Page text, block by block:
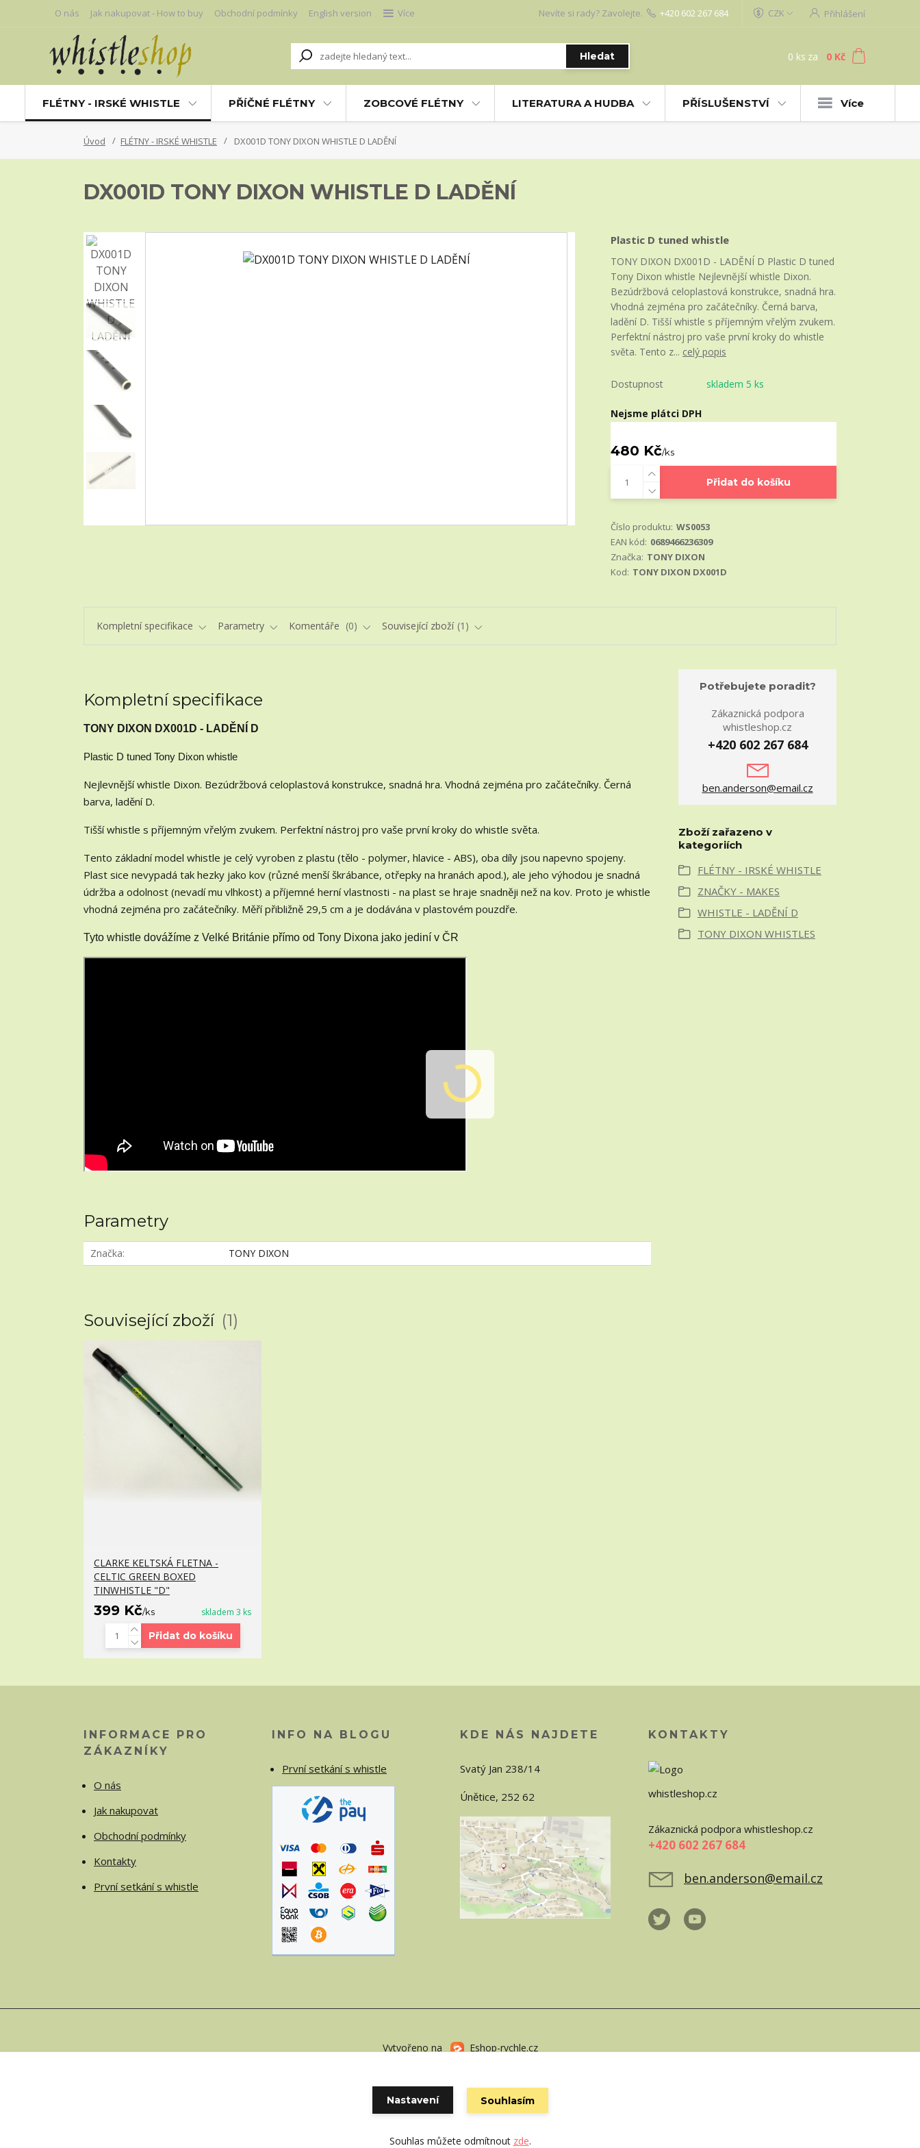
O nás Jak nakupovat - How to buy Obchodní podmínky English version Více CZK Přihlášení
Hledat
Nevíte si rady? Zavolejte. +420 602 267 684
0 ks za 0 Kč
FLÉTNY - IRSKÉ WHISTLE PŘÍČNÉ FLÉTNY ZOBCOVÉ FLÉTNY LITERATURA A HUDBA PŘÍSLUŠENSTVÍ Více
Úvod FLÉTNY - IRSKÉ WHISTLE DX001D TONY DIXON WHISTLE D LADĚNÍ
DX001D TONY DIXON WHISTLE D LADĚNÍ
Plastic D tuned whistle
TONY DIXON DX001D - LADĚNÍ D Plastic D tuned
Tony Dixon whistle Nejlevnější whistle Dixon.
Bezúdržbová celoplastová konstrukce, snadná hra.
Vhodná zejména pro začátečníky. Černá barva,
ladění D. Tišší whistle s příjemným vřelým zvukem.
Perfektní nástroj pro vaše první kroky do whistle
světa. Tento z... celý popis
Dostupnost skladem 5 ks
Nejsme plátci DPH
480 Kč/ks
Přidat do košíku
Číslo produktu: WS0053
EAN kód: 0689466236309
Značka: TONY DIXON
Kod: TONY DIXON DX001D
Kompletní specifikace Parametry Komentáře 0 Související zboží 1
Kompletní specifikace
TONY DIXON DX001D - LADĚNÍ D
Plastic D tuned Tony Dixon whistle
Nejlevnější whistle Dixon. Bezúdržbová celoplastová konstrukce, snadná hra. Vhodná zejména pro začátečníky. Černá
barva, ladění D.
Tišší whistle s příjemným vřelým zvukem. Perfektní nástroj pro vaše první kroky do whistle světa.
Tento základní model whistle je celý vyroben z plastu (tělo - polymer, hlavice - ABS), oba díly jsou napevno spojeny.
Plast sice nevypadá tak hezky jako kov (různé menší škrábance, otřepky na hranách apod.), ale jeho výhodou je snadná
údržba a odolnost (nevadí mu vlhkost) a příjemné herní vlastnosti - na plast se hraje snadněji než na kov. Proto je whistle
vhodná zejména pro začátečníky. Měří přibližně 29,5 cm a je dodávána v plastovém pouzdře.
Tyto whistle dovážíme z Velké Británie přímo od Tony Dixona jako jediní v ČR
Parametry
Značka TONY DIXON
Potřebujete poradit?
Zákaznická podpora
whistleshop.cz
+420 602 267 684
ben.anderson@email.cz
Zboží zařazeno v
kategoriích
FLÉTNY - IRSKÉ WHISTLE
ZNAČKY - MAKES
WHISTLE - LADĚNÍ D
TONY DIXON WHISTLES
Související zboží 1
CLARKE KELTSKÁ FLETNA -
CELTIC GREEN BOXED
TINWHISTLE "D"
399 Kč/ks skladem 3 ks
Přidat do košíku
INFORMACE PRO
ZÁKAZNÍKY
O nás
Jak nakupovat
Obchodní podmínky
Kontakty
První setkání s whistle
INFO NA BLOGU
První setkání s whistle
KDE NÁS NAJDETE
Svatý Jan 238/14
Únětice, 252 62
KONTAKTY
whistleshop.cz
Zákaznická podpora whistleshop.cz
+420 602 267 684
ben.anderson@email.cz
Vytvořeno na Eshop-rychle.cz
Nastavení Souhlasím
Souhlas můžete odmítnout zde.